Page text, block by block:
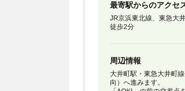
最寄駅からのアクセ
JR京浜東北線、東急大
徒歩2分
周辺情報
大井町駅・東急大井町
向）へ進みます。